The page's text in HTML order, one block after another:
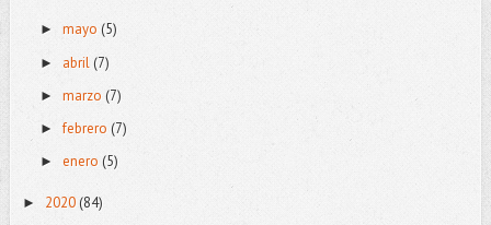
► mayo (5)
► abril(7)
► marzo (7)
►febrero (7)
► enero (5)
► 2020 (84)